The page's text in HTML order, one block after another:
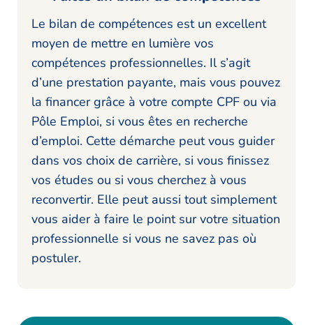
Le bilan de compétences est un excellent
moyen de mettre en lumière vos
compétences professionnelles. Il s’agit
d’une prestation payante, mais vous pouvez
la financer grâce à votre compte CPF ou via
Pôle Emploi, si vous êtes en recherche
d’emploi. Cette démarche peut vous guider
dans vos choix de carrière, si vous finissez
vos études ou si vous cherchez à vous
reconvertir. Elle peut aussi tout simplement
vous aider à faire le point sur votre situation
professionnelle si vous ne savez pas où
postuler.